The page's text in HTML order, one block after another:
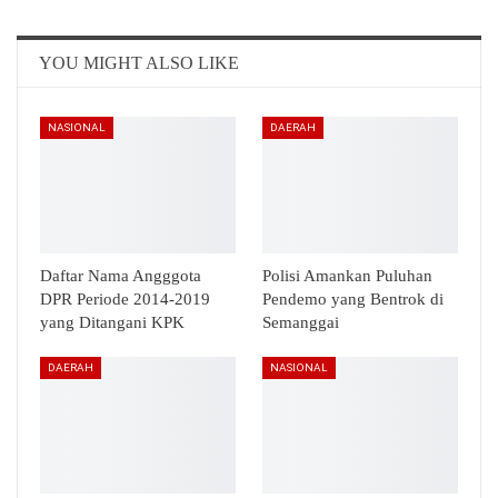
YOU MIGHT ALSO LIKE
NASIONAL
Daftar Nama Angggota
DPR Periode 2014-2019
yang Ditangani KPK
DAERAH
Polisi Amankan Puluhan
Pendemo yang Bentrok di
Semanggai
DAERAH NASIONAL